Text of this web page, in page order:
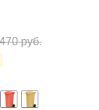
руб.